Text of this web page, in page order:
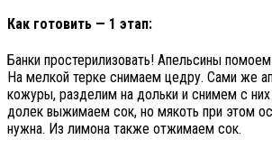
Как готовить — 1 этап:
Банки простерилизовать! Апельсины
На мелкой терке снимаем цедру. Сами же
кожуры, разделим на дольки и снимем с
долек выжимаем сок, но мякоть при этом
нужна. Из лимона также отжимаем сок.